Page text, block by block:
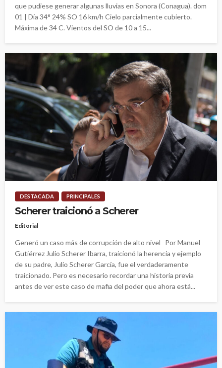
que pudiese generar algunas lluvias en Sonora (Conagua). dom
01 | Día 34° 24% SO 16 km/h Cielo parcialmente cubierto.
Máxima de 34 C. Vientos del SO de 10 a 15...
DESTACADA PRINCIPALES
Scherer traicionó a Scherer
Editorial
Generó un caso más de corrupción de alto nivel Por Manuel
Gutiérrez Julio Scherer Ibarra, traicionó la herencia y ejemplo
de su padre, Julio Scherer García, fue el verdaderamente
traicionado. Pero es necesario recordar una historia previa
antes de ver este caso de mafia del poder que ahora está...